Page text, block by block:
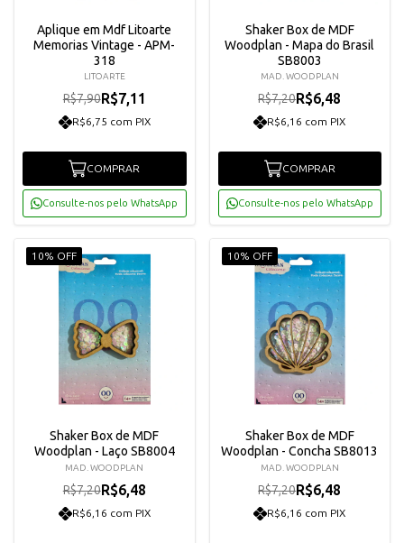
Aplique em Mdf Litoarte
Memorias Vintage - APM-
318
LITOARTE
R$7,90R$7,11
R$6,75 com PIX
COMPRAR
Consulte-nos pelo WhatsApp
Shaker Box de MDF
Woodplan - Mapa do Brasil
SB8003
MAD. WOODPLAN
R$7,20R$6,48
R$6,16 com PIX
COMPRAR
Consulte-nos pelo WhatsApp
10% OFF
Shaker Box de MDF
Woodplan - Laço SB8004
MAD. WOODPLAN
R$7,20R$6,48
R$6,16 com PIX
10% OFF
Shaker Box de MDF
Woodplan - Concha SB8013
MAD. WOODPLAN
R$7,20R$6,48
R$6,16 com PIX